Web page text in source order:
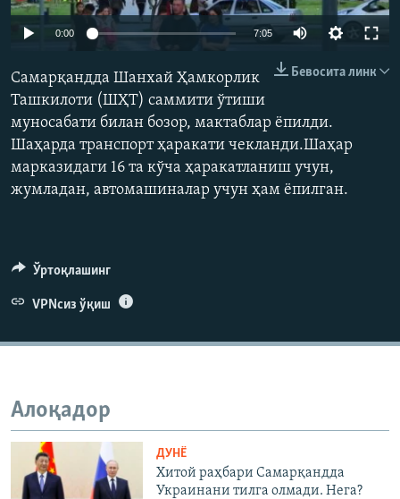
480p
720p
0:00 7:05
480p
1080p
Бевосита линк
Самарқандда Шанхай Ҳамкорлик
Ташкилоти (ШҲТ) саммити ўтиши
муносабати билан бозор, мактаблар ёпилди.
Шаҳарда транспорт ҳаракати чекланди.Шаҳар
марказидаги 16 та кўча ҳаракатланиш учун,
жумладан, автомашиналар учун ҳам ёпилган.
Ўртоқлашинг
VPNсиз ўқиш
Алоқадор
ДУНË
Хитой раҳбари Самарқандда
Украинани тилга олмади. Нега?